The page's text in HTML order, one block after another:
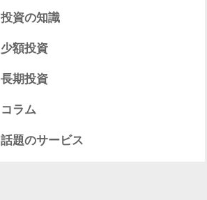
投資の知識
少額投資
長期投資
コラム
話題のサービス